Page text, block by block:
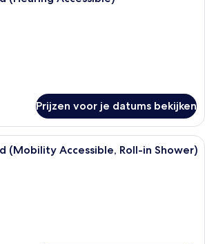
Prijzen voor je datums bekijken
Een moderne hotelkamer met een
(Mobility Accessible, Roll-in Shower)